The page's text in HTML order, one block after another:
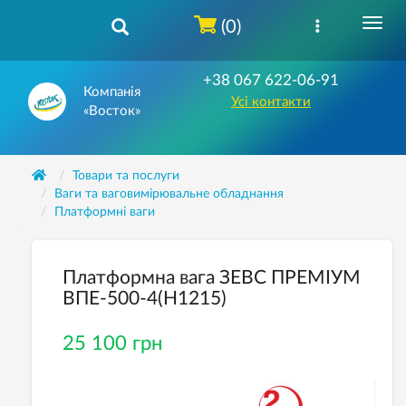
Компанія
«Восток»
+38 067 622-06-91
Усі контакти
(0)
Товари та послуги
Ваги та ваговимірювальне обладнання
Платформні ваги
Платформна вага ЗЕВС ПРЕМІУМ
ВПЕ-500-4(H1215)
25 100 грн